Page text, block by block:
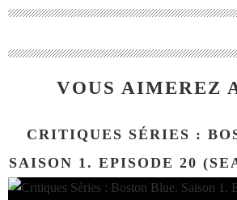
VOUS AIMEREZ
CRITIQUES SÉRIES :
SAISON 1. EPISODE 20